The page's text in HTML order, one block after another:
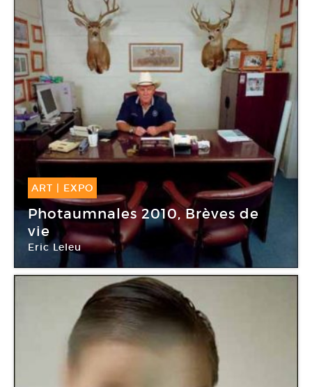
ART | EXPO
11 Sep -07 Nov 2010
Photaumnales 2010, Brèves de
vie
Eric Leleu
Centre culturel François Mitterrand